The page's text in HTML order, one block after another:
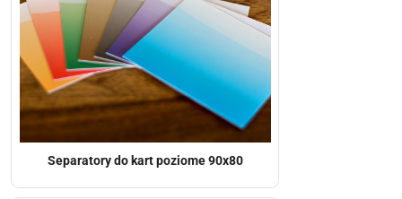
Separatory do kart poziome 90x80